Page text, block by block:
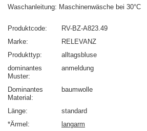
Waschanleitung: Maschinenwäsche bei 30°C
Produktcode
RV-BZ-A823.49
Marke
RELEVANZ
Produkttyp
alltagsbluse
dominantes
Muster
anmeldung
Dominantes
Material
baumwolle
Länge
standard
*Ärmel
langarm